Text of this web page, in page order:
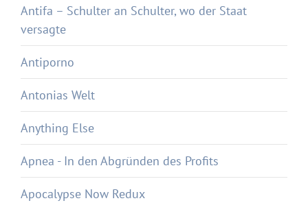
Antifa – Schulter an Schulter, wo der Staat
versagte
Antiporno
Antonias Welt
Anything Else
Apnea - In den Abgründen des Profits
Apocalypse Now Redux